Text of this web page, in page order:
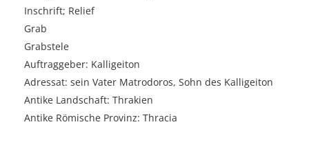
Inschrift; Relief
Grab
Grabstele
Auftraggeber: Kalligeiton
Adressat: sein Vater Matrodoros, Sohn des Kalligeiton
Antike Landschaft: Thrakien
Antike Römische Provinz: Thracia